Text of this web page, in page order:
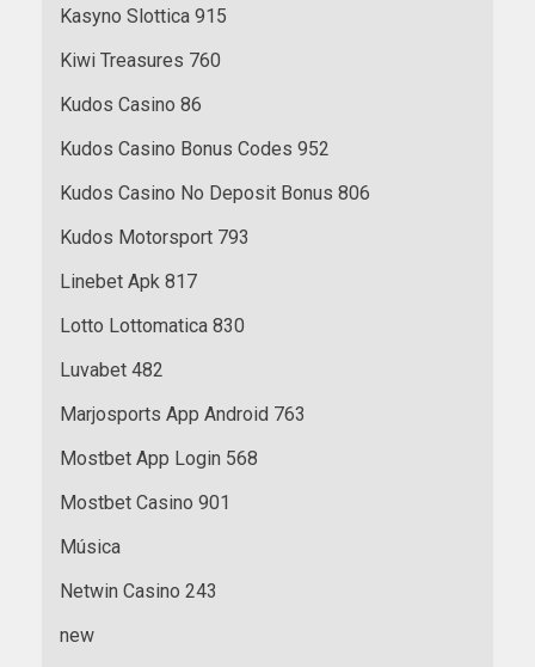
Kasyno Slottica 915
Kiwi Treasures 760
Kudos Casino 86
Kudos Casino Bonus Codes 952
Kudos Casino No Deposit Bonus 806
Kudos Motorsport 793
Linebet Apk 817
Lotto Lottomatica 830
Luvabet 482
Marjosports App Android 763
Mostbet App Login 568
Mostbet Casino 901
Música
Netwin Casino 243
new